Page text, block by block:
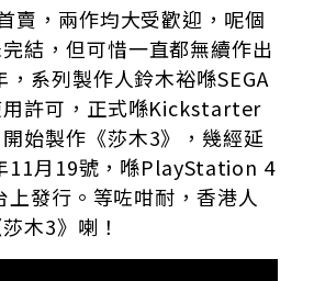
賣，兩作均大受歡迎，呢個
結，但可惜一直都無續作出
系列製作人鈴木裕喺SEGA
許可，正式喺Kickstarter
始製作《莎木3》，幾經延
11月19號，喺PlayStation 4
發行。等咗咁耐，香港人
木3》喇！